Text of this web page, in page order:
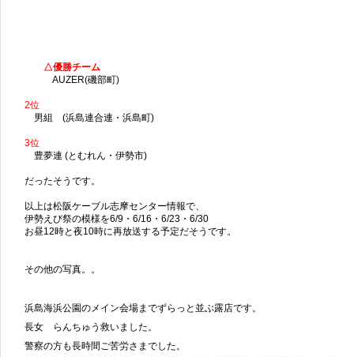
△優勝チーム
AUZER(磯部町)
2位
男組 (浜島連合連・浜島町)
3位
豊夢連 (とむれん・伊勢市)
だったそうです。
以上は松阪ケーブル志摩センター情報で、
伊勢えび祭の模様を6/9・6/16・6/23・6/30
お昼12時と夜10時に再放送する予定だそうです。
その他の写真。。
浜島海浜公園のメイン会場までずらっと並ぶ露店です。
長女 らんちゅう救いました。
警察の方も長時間ご苦労さまでした。